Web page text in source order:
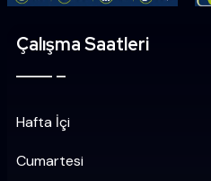
Çalışma Saatleri
Hafta İçi
Cumartesi